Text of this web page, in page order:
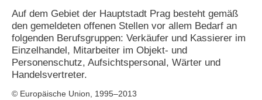
Auf dem Gebiet der Hauptstadt Prag besteht gemäß
den gemeldeten offenen Stellen vor allem Bedarf an
folgenden Berufsgruppen: Verkäufer und Kassierer im
Einzelhandel, Mitarbeiter im Objekt- und
Personenschutz, Aufsichtspersonal, Wärter und
Handelsvertreter.
© Europäische Union, 1995–2013